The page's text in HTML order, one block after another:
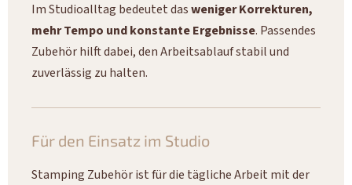
Im Studioalltag bedeutet dasweniger Korrekturen,
mehr Tempo und konstante Ergebnisse. Passendes
Zubehör hilft dabei, den Arbeitsablauf stabil und
zuverlässig zu halten.
Für den Einsatz im Studio
Stamping Zubehör ist für die tägliche Arbeit mit der